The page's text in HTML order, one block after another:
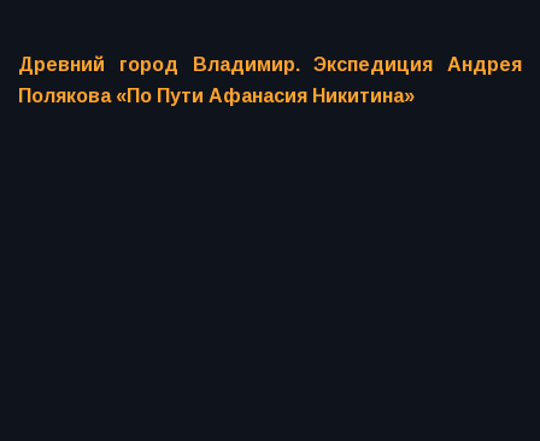
Древний город Владимир. Экспедиция Андрея
Полякова «По Пути Афанасия Никитина»